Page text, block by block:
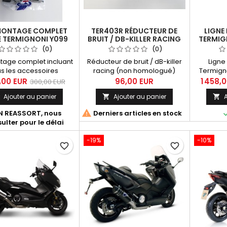
COMPLET
TERMIGNONI Y099
(0)
complet incluant
les accessoires
à l'installation des
Termignoni
530 2012-2016
(réf. Y099).
EUR 300,00 EUR
Ajouter au panier
REASSORT, nous
pour le délai
TER403R RÉDUCTEUR DE
BRUIT / DB-KILLER RACING
(0)
Réducteur de bruit / dB-killer
racing (non homologué)
Dimensions : - Insert 55 x 52.5
mm - Longueur 170 mm
96,00 EUR
 Ajouter au panier
 Derniers articles en stock
POUR
inox 2
1

favorite_border
-19%
favorite_border
-10%